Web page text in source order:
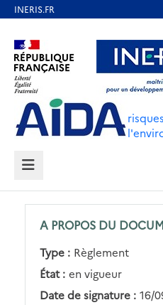
contenu
principal
Aller au contenu
Aller au pied de page
MENU
A PROPOS DU
Type : Règlement
État : en vigueur
Date de signature : 16/